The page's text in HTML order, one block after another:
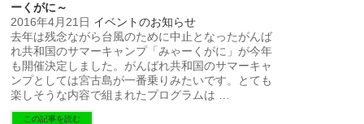
ーくがに～
2016年4月21日 イベントのお知らせ
去年は残念ながら台風のために中止となったがんば
れ共和国のサマーキャンプ「みゃーくがに」が今年
も開催決定しました。がんばれ共和国のサマーキャ
ンプとしては宮古島が一番乗りみたいです。とても
楽しそうな内容で組まれたプログラムは …
この記事を読む